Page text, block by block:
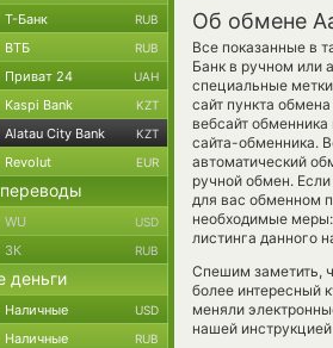
Об обмене
Все показанные в
Банк в ручном или
специальные
сайт пункта
вебсайт
сайта-обменника.
автоматический
ручной обмен.
для вас обменном
необходимые
листинга данного
Спешим заметить,
более интересный
меняли
нашей инструкцией
Т-Банк RUB
ВТБ RUB
Приват 24 UAH
Kaspi Bank KZT
Alatau City Bank KZT
Revolut EUR
WU USD
ЗК RUB
деньги
Наличные USD
Наличные RUB